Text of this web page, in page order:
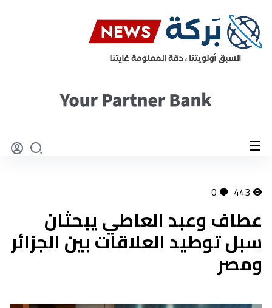
443
0
عطاف وعبد العاطي يبحثان
سبل توطيد العلاقات بين الجزائر
ومصر